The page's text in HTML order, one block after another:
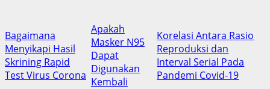
Bagaimana
Menyikapi Hasil
Skrining Rapid
Test Virus Corona
Apakah
Masker N95
Dapat
Digunakan
Kembali
Korelasi Antara Rasio
Reproduksi dan
Interval Serial Pada
Pandemi Covid-19